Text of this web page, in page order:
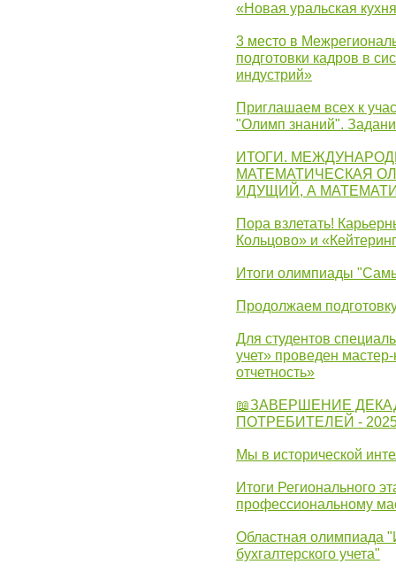
«Новая уральская
3 место в
подготовки кадров в
индустрий»
Приглашаем всех к
"Олимп знаний".
ИТОГИ.
МАТЕМАТИЧЕСКАЯ
ИДУЩИЙ, А
Пора взлетать!
Кольцово» и
Итоги олимпиады
Продолжаем
Для студентов
учет» проведен
отчетность»
📖ЗАВЕРШЕНИЕ
ПОТРЕБИТЕЛЕЙ -
Мы в исторической
Итоги Регионального
профессиональному
Областная олимпиада
бухгалтерского учета"